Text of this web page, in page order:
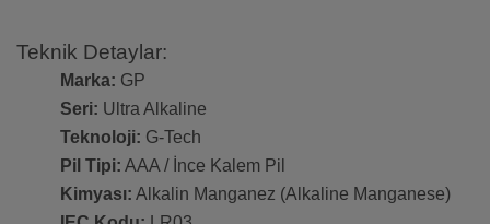
Teknik Detaylar:
Marka: GP
Seri: Ultra Alkaline
Teknoloji: G-Tech
Pil Tipi: AAA / İnce Kalem Pil
Kimyası: Alkalin Manganez (Alkaline Manganese)